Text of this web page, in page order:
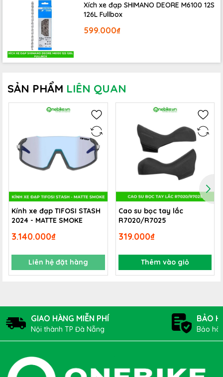
Xích xe đạp SHIMANO DEORE M6100 12S
126L Fullbox
599.000₫
SẢN PHẨM LIÊN QUAN
Kính xe đạp TIFOSI STASH
2024 - MATTE SMOKE
3.140.000₫
Liên hệ đặt hàng
Cao su bọc tay lắc
R7020/R7025
319.000₫
Thêm vào giỏ
GIAO HÀNG MIỄN PHÍ
Nội thành TP Đà Nẵng
BẢO
Bảo